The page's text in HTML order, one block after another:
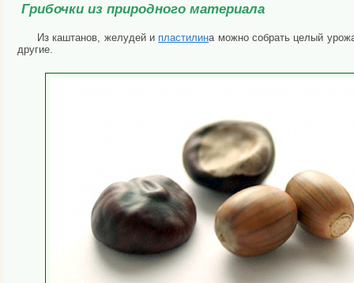
Грибочки из природного материала
Из каштанов, желудей и пластилина можно собрать целый
другие.